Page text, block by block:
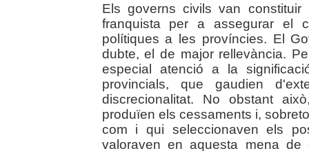
Els governs civils van
franquista per a assegurar el
polítiques a les províncies. El
dubte, el de major rellevància.
especial atenció a la
provincials, que gaudien
discrecionalitat. No obstant
produïen els cessaments i,
com i qui seleccionaven els
valoraven en aquesta mena de